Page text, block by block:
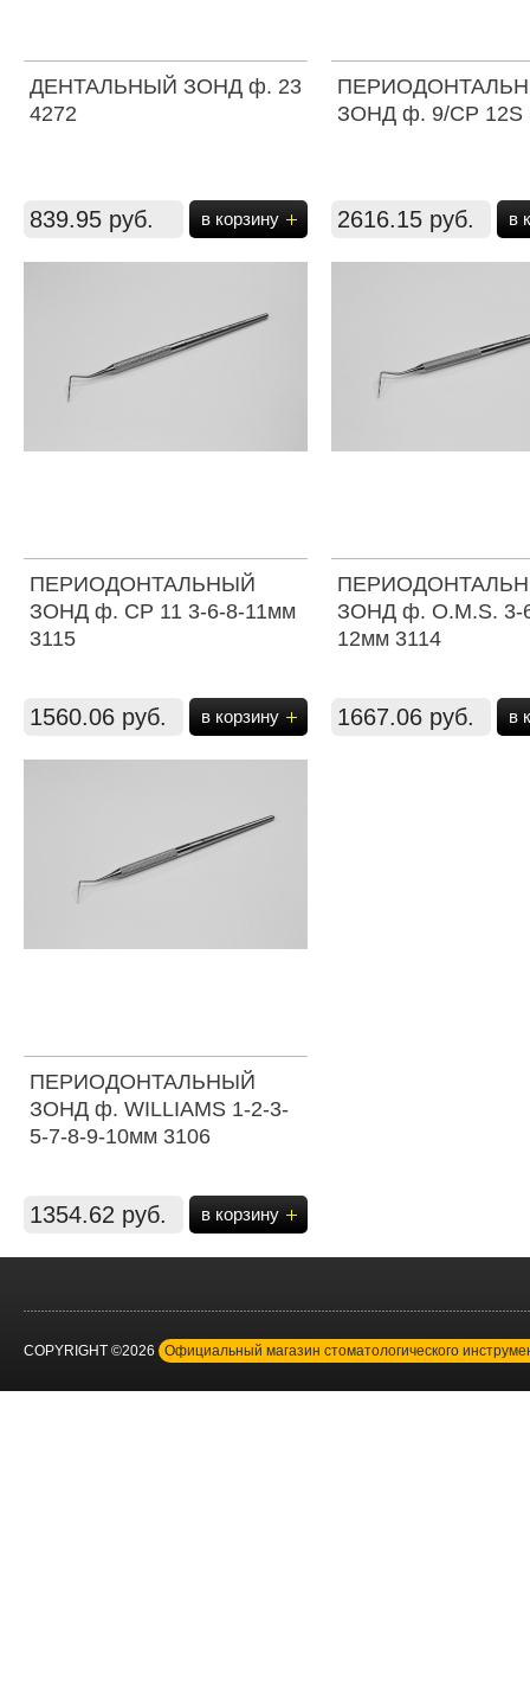
ДЕНТАЛЬНЫЙ ЗОНД ф. 23
4272
839.95 руб. в корзину
ЗОНД ф. 9/СР 12S
2616.15 руб. в
ПЕРИОДОНТАЛЬНЫЙ
ЗОНД ф. СР 11 3-6-8-11мм
3115
1560.06 руб. в корзину
ЗОНД ф. О.М.S. 3-
12мм 3114
1667.06 руб. в
ПЕРИОДОНТАЛЬНЫЙ
ЗОНД ф. WILLIAMS 1-2-3-
5-7-8-9-10мм 3106
1354.62 руб. в корзину
COPYRIGHT ©2026 Официальный магазин стоматологического